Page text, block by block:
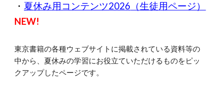
・ 夏休み用コンテンツ2026 （生徒用ページ）
NEW!
東京書籍の各種ウェブサイトに掲載されている資料等の
中から、 夏休みの学習にお役立ていただけるものをピッ
クアップしたページです。